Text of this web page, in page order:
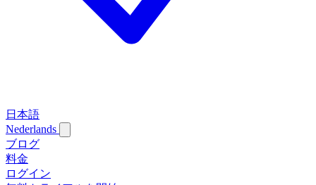
日本語
Nederlands
ブログ
料金
ログイン